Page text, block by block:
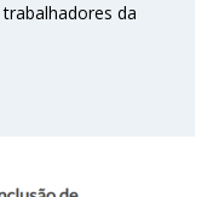
da